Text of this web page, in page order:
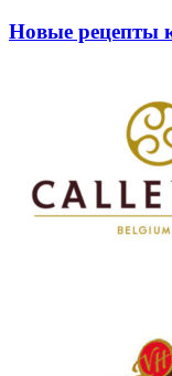
Новые рецепты